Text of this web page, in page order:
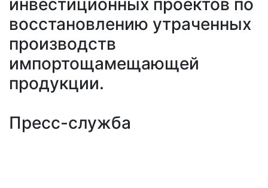
инвестиционных проектов по
восстановлению утраченных
производств
импортощамещающей
продукции.
Пресс-служба